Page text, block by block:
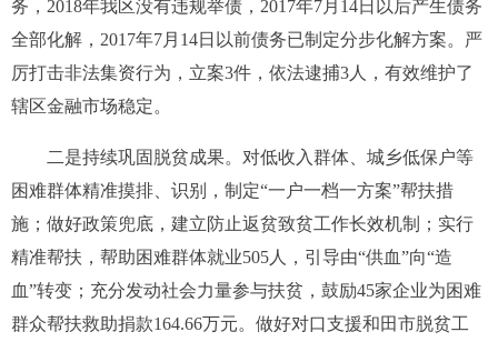
务， 2018年我区没有违规举债， 2017年7月 14日以后产生债务
全部化解， 2017年7月 14日以前债务已制定分步化解方案。严
厉打击非法集资行为，立案3件，依法逮捕3 人，有效维护了
辖区金融市场稳定。
二是持续巩固脱贫成果。 对低收入群体、城乡低保户等
困难群体精准摸排、识别，制定“一户一档一方案”帮扶措
施；做好政策兜底，建立防止返贫致贫工作长效机制；实行
精准帮扶，帮助困难群体就业505 人，引导由“供血”向“造
血”转变；充分发动社会力量参与扶贫，鼓励45家企业为困难
群众帮扶救助捐款164.66万元。做好对口支援和田市脱贫工